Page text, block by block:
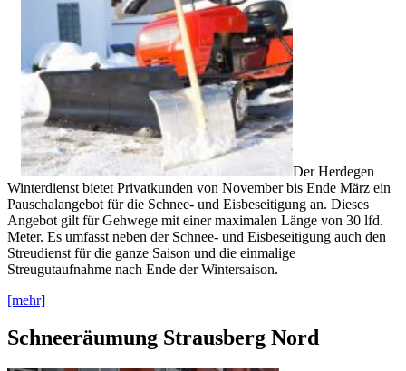
Der Herdegen
Winterdienst bietet Privatkunden von November bis Ende März ein
Pauschalangebot für die Schnee- und Eisbeseitigung an. Dieses
Angebot gilt für Gehwege mit einer maximalen Länge von 30 lfd.
Meter. Es umfasst neben der Schnee- und Eisbeseitigung auch den
Streudienst für die ganze Saison und die einmalige
Streugutaufnahme nach Ende der Wintersaison.
[mehr]
Schneeräumung Strausberg Nord